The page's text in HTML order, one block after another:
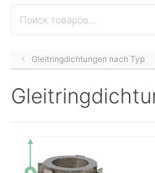
Gleitringdichtungen nach Typ